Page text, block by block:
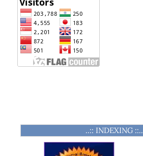
..:: INDEXING ::..